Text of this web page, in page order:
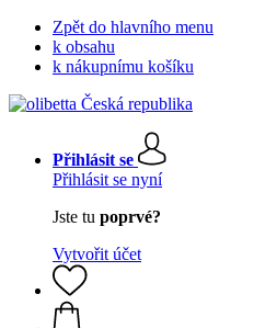
Zpět do hlavního menu
k obsahu
k nákupnímu košíku
Přihlásit se
Přihlásit se nyní
Jste tu poprvé?
Vytvořit účet